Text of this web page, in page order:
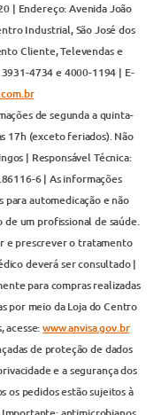
| Endereço: Avenida João
Industrial, São José dos
Cliente, Televendas e
4734 e 4000-1194 | E-
de segunda a quinta-
17h (exceto feriados). Não
| Responsável Técnica:
6 | As informações
automedicação e não
um profissional de saúde.
e prescrever o tratamento
deverá ser consultado |
para compras realizadas
por meio da Loja do Centro
acesse:www.anvisa.gov.br
de proteção de dados
e a segurança dos
os pedidos estão sujeitos à